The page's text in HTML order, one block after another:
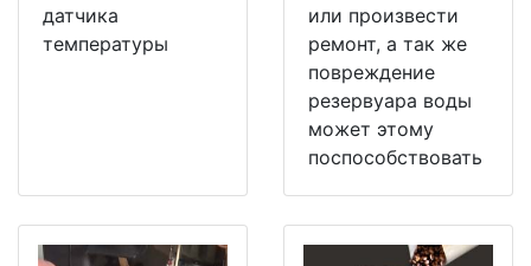
датчика
температуры
или произвести
ремонт, а так же
повреждение
резервуара воды
может этому
поспособствовать